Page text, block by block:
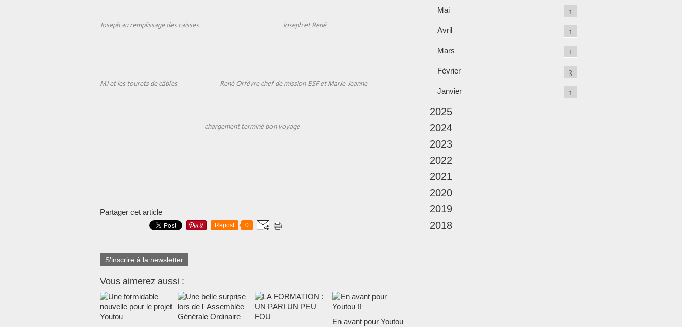
Joseph au remplissage des caisses Joseph et René
MJ et les tourets de câbles René Orfèvre chef de mission ESF et Marie-Jeanne
chargement terminé bon voyage
Partager cet article
Repost 0
S'inscrire à la newsletter
Vous aimerez aussi :
En avant pour Youtou
Mai 1
Avril 1
Mars 1
Février 3
Janvier 1
2025
2024
2023
2022
2021
2020
2019
2018